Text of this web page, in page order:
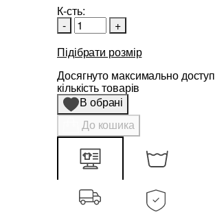
К-сть:
-
+
Підібрати розмір
Досягнуто максимально
кількість товарів
В обрані
До кошика